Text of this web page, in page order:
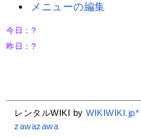
メニューの編集
今日： ?
昨日： ?
レンタルWIKI byWIKIWIKI.jp*
zawazawa